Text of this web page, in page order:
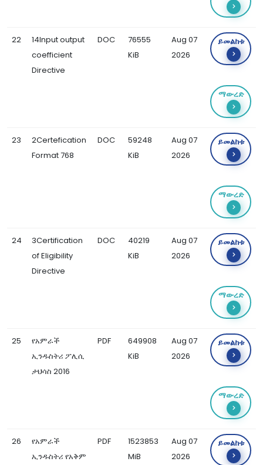
22
14Input output
coefficient
Directive
DOC
76555
KiB
Aug 07
2026
ይመልከቱ
ማውረድ
23
2Certefication
Format 768
DOC
59248
KiB
Aug 07
2026
ይመልከቱ
ማውረድ
24
3Certification
of Eligibility
Directive
DOC
40219
KiB
Aug 07
2026
ይመልከቱ
ማውረድ
25
የአምራች
ኢንዱስትሪ ፖሊሲ
ታህሳስ 2016
PDF
649908
KiB
Aug 07
2026
ይመልከቱ
ማውረድ
26
የአምራች
ኢንዱስትሪ የአቅም
PDF
1523853
MiB
Aug 07
2026
ይመልከቱ